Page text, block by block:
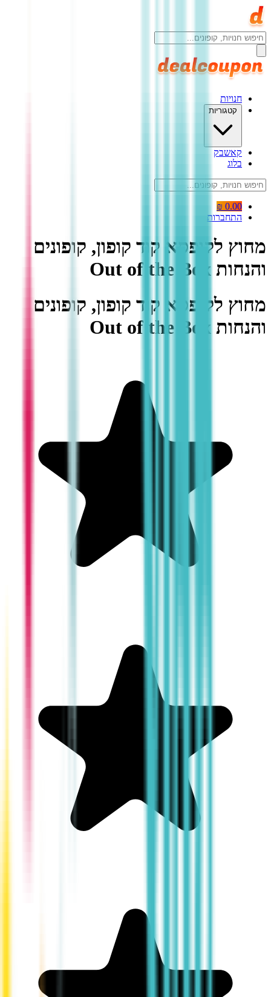
חנויות
קטגוריות
קאשבק
בלוג
0.00 ₪
התחברות
מחוץ לקופסא קוד קופון, קופונים
והנחות Out of the Box
מחוץ לקופסא קוד קופון, קופונים
והנחות Out of the Box